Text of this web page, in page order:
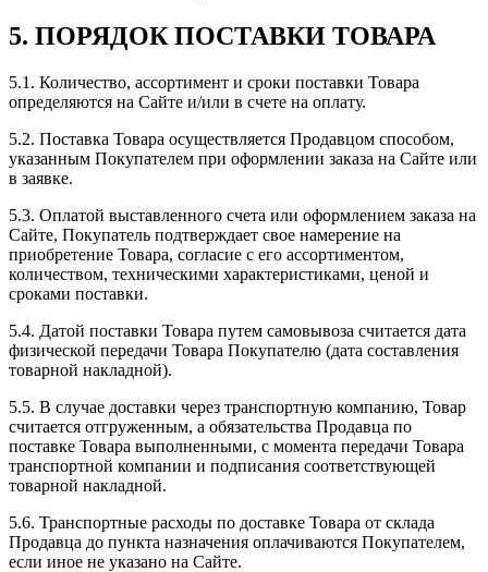
5. ПОРЯДОК ПОСТАВКИ ТОВАРА
5.1. Количество, ассортимент и сроки поставки Товара
определяются на Сайте и/или в счете на оплату.
5.2. Поставка Товара осуществляется Продавцом способом,
указанным Покупателем при оформлении заказа на Сайте или
в заявке.
5.3. Оплатой выставленного счета или оформлением заказа на
Сайте, Покупатель подтверждает свое намерение на
приобретение Товара, согласие с его ассортиментом,
количеством, техническими характеристиками, ценой и
сроками поставки.
5.4. Датой поставки Товара путем самовывоза считается дата
физической передачи Товара Покупателю (дата составления
товарной накладной).
5.5. В случае доставки через транспортную компанию, Товар
считается отгруженным, а обязательства Продавца по
поставке Товара выполненными, с момента передачи Товара
транспортной компании и подписания соответствующей
товарной накладной.
5.6. Транспортные расходы по доставке Товара от склада
Продавца до пункта назначения оплачиваются Покупателем,
если иное не указано на Сайте.